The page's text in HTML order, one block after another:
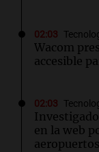
02:03
Wacom
accesible
02:03
en la web
aeropuertos